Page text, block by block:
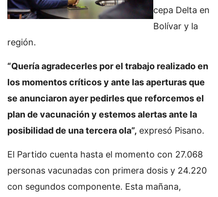
cepa Delta en
Bolívar y la
región.
“Quería agradecerles por el trabajo realizado en
los momentos críticos y ante las aperturas que
se anunciaron ayer pedirles que reforcemos el
plan de vacunación y estemos alertas ante la
posibilidad de una tercera ola”, expresó Pisano.
El Partido cuenta hasta el momento con 27.068
personas vacunadas con primera dosis y 24.220
con segundos componente. Esta mañana,